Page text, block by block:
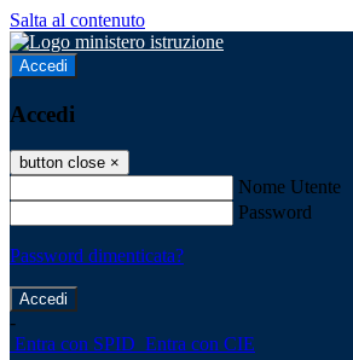
Salta al contenuto
Accedi
Accedi
button close ×
Nome Utente
Password
Password dimenticata?
-
Entra con SPID Entra con CIE